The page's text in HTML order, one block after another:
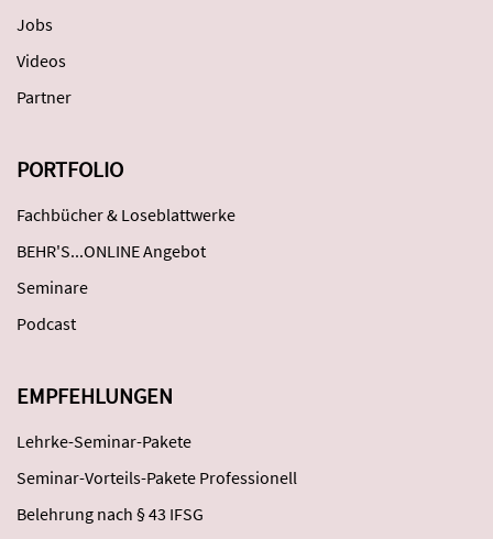
Jobs
Videos
Partner
PORTFOLIO
Fachbücher & Loseblattwerke
BEHR'S...ONLINE Angebot
Seminare
Podcast
EMPFEHLUNGEN
Lehrke-Seminar-Pakete
Seminar-Vorteils-Pakete Professionell
Belehrung nach § 43 IFSG